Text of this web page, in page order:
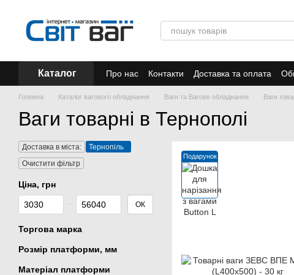
Каталог Про нас Контакти Доставка та оплата
Акції
Головна Каталог вагового обладнання Ваги та Вагове обладнання Ваги
Ваги товарні в Тернополі
Подарунок
Доставка в міста:
Тернопіль
Очистити фільтр
Ціна, грн
Від Ціна, грн
До Ціна, грн ОК
Торгова марка
Розмір платформи, мм
Матеріал платформи